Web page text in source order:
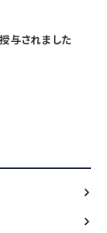
与されました